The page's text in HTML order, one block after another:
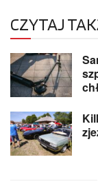
CZYTAJ